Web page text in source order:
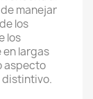
manejar
los
los
largas
aspecto
distintivo.